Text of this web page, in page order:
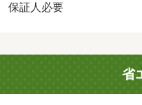
保証人必要
省